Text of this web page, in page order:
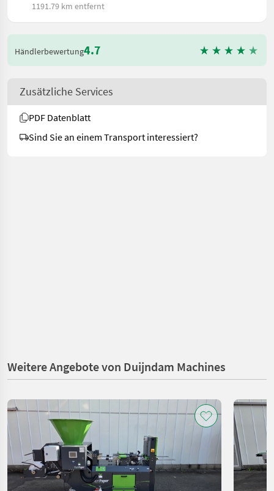
1191.79 km entfernt
Händlerbewertung4.7
Zusätzliche Services
PDF Datenblatt
Sind Sie an einem Transport interessiert?
Weitere Angebote von Duijndam Machines